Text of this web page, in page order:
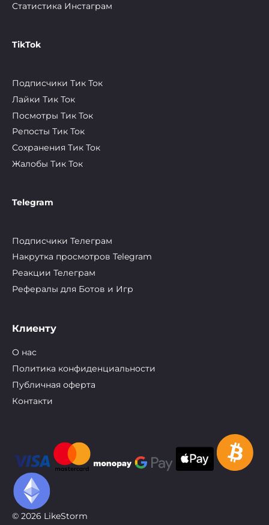
Статистика Инстаграм
TikTok
Подписчики Тик Ток
Лайки Тик Ток
Посмотры Тик Ток
Репосты Тик Ток
Сохранения Тик Ток
Жалобы Тик Ток
Telegram
Подписчики Телеграм
Накрутка просмотров Telegram
Реакции Телеграм
Рефералы для Ботов и Игр
Клиенту
О нас
Политика конфиденциальности
Публичная оферта
Контакти
© 2026 LikeStorm